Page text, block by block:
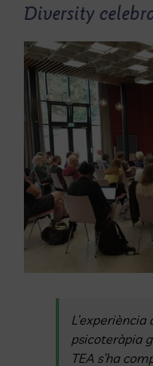
Diversity
psicoteràpia
TEA s’ha